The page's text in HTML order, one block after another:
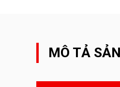
MÔ TẢ